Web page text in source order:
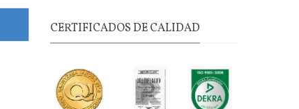
CERTIFICADOS DE CALIDAD